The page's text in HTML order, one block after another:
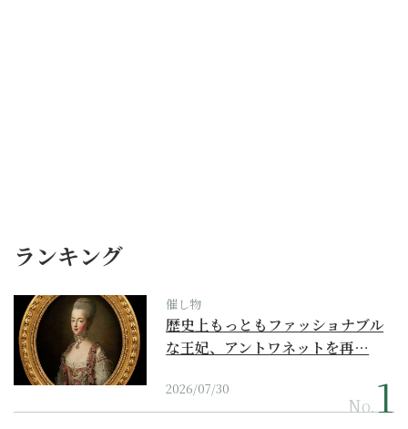
ランキング
催し物
歴史上もっともファッショナブル
な王妃、アントワネットを再…
2026/07/30
No.